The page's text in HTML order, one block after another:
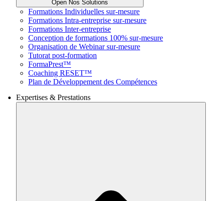
Open Nos Solutions
Formations Individuelles sur-mesure
Formations Intra-entreprise sur-mesure
Formations Inter-entreprise
Conception de formations 100% sur-mesure
Organisation de Webinar sur-mesure
Tutorat post-formation
FormaPrest™
Coaching RESET™
Plan de Développement des Compétences
Expertises & Prestations